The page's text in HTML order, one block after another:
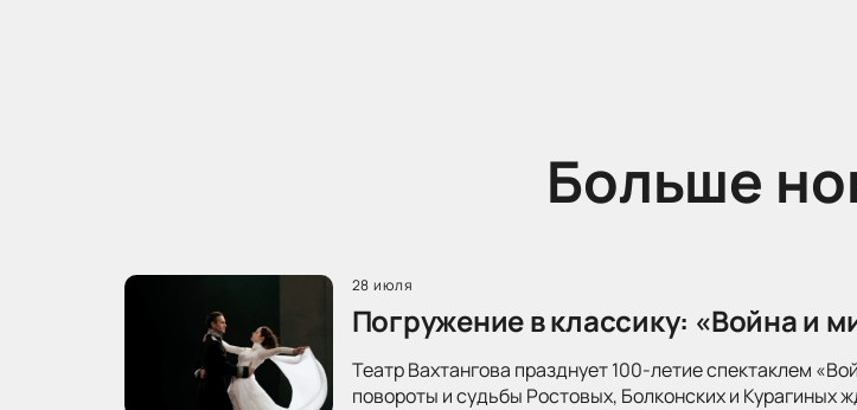
Больше
28 июля
Погружение в классику: «Война и
Театр Вахтангова празднует 100-летие спектаклем
повороты и судьбы Ростовых, Болконских и Курагиных